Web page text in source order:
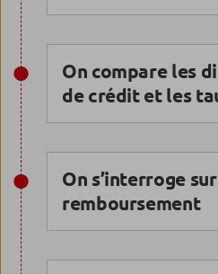
On compare les
de crédit et les
On s’interroge
remboursement